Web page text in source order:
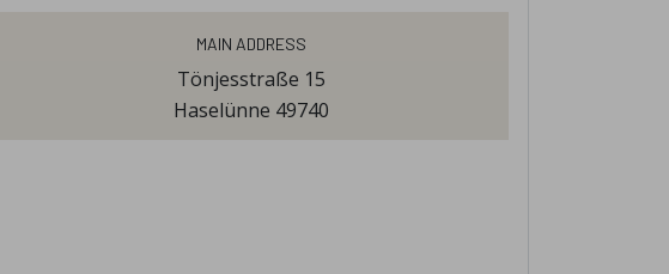
Main Address
Tönjesstraße 15
Haselünne 49740